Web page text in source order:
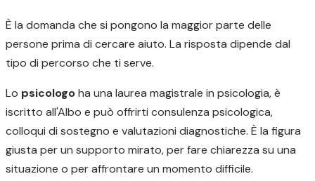
È la domanda che si pongono la maggior parte delle
persone prima di cercare aiuto. La risposta dipende dal
tipo di percorso che ti serve.
Lo psicologoha una laurea magistrale in psicologia, è
iscritto all'Albo e può offrirti consulenza psicologica,
colloqui di sostegno e valutazioni diagnostiche. È la figura
giusta per un supporto mirato, per fare chiarezza su una
situazione o per affrontare un momento difficile.